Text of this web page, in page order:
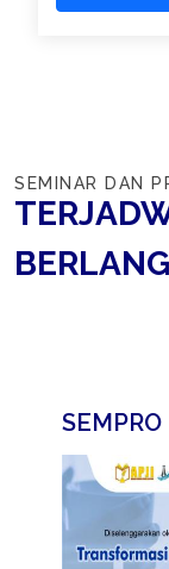
SEMINAR DAN
SEMPRO